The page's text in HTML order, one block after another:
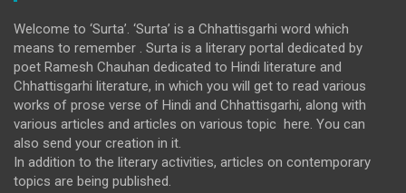
Welcome to ‘Surta’. ‘Surta’ is a Chhattisgarhi word which
means to remember . Surta is a literary portal dedicated by
poet Ramesh Chauhan dedicated to Hindi literature and
Chhattisgarhi literature, in which you will get to read various
works of prose verse of Hindi and Chhattisgarhi, along with
various articles and articles on various topic here. You can
also send your creation in it.
In addition to the literary activities, articles on contemporary
topics are being published.